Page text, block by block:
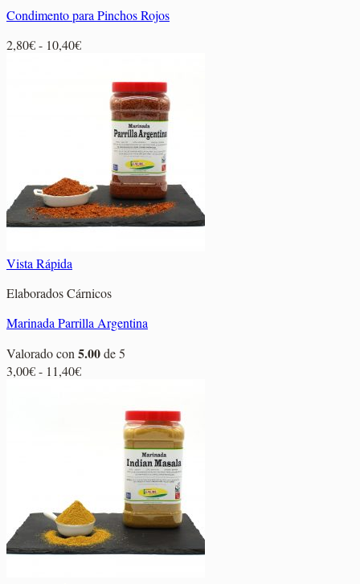
Condimento para Pinchos Rojos
2,80€- 10,40€Rango
precios:
10,40€
Vista Rápida
Elaborados Cárnicos
Marinada Parrilla Argentina
Valorado con 5.00de 5
3,00€- 11,40€Rango